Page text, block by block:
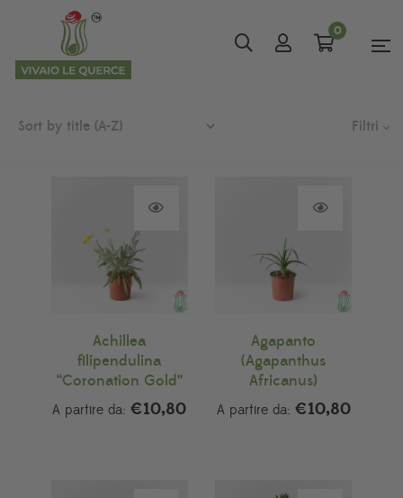
0
Filtri
Achillea
filipendulina
“Coronation Gold”
A partire da:€10,80
Agapanto
(Agapanthus
Africanus)
A partire da: €10,80